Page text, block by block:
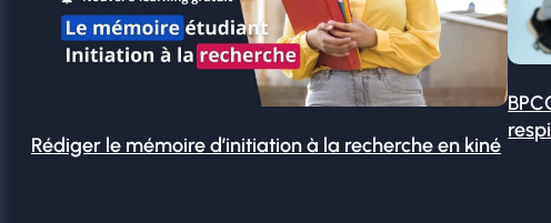
Rédiger le mémoire d’initiation à la recherche en kiné